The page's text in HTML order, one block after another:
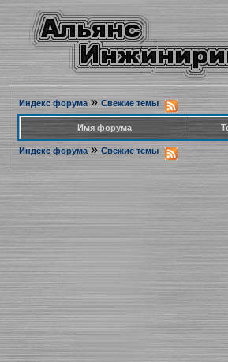
Индекс форума» Свежие темы
Имя форума
Индекс форума » Свежие темы